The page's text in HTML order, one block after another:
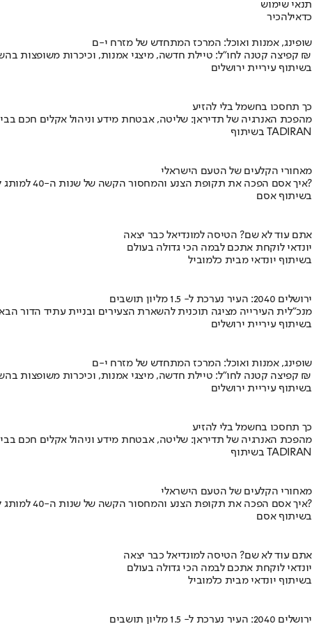
תנאי שימוש
כדאילהכיר
שופינג, אמנות ואוכל: המרכז המתחדש של מזרח י-ם
קפיצה קטנה לחו"ל: טיילת חדשה, מיצגי אמנות, וכיכרות משופצות בהשקעה של 100 מיליון ₪
בשיתוף עיריית ירושלים
כך תחסכו בחשמל בלי להזיע
מהפכת האנרגיה של תדיראן: שליטה, אבטחת מידע וניהול אקלים חכם
בשיתוף TADIRAN
מאחורי הקלעים של הטעם הישראלי
איך אסם הפכה את תקופת הצנע והמחסור הקשה של שנות ה-40 למותג לאומי?
בשיתוף אסם
אתם עוד לא שם? הטיסה למונדיאל כבר יצאה
יונדאי לוקחת אתכם לבמה הכי גדולה בעולם
בשיתוף יונדאי מבית כלמוביל
ירושלים 2040: העיר נערכת ל- 1.5 מליון תושבים
מנכ"לית העירייה מציגה תוכנית להשארת הצעירים ובניית עתיד הדור
בשיתוף עיריית ירושלים
שופינג, אמנות ואוכל: המרכז המתחדש של מזרח י-ם
קפיצה קטנה לחו"ל: טיילת חדשה, מיצגי אמנות, וכיכרות משופצות בהשקעה של 100 מיליון ₪
בשיתוף עיריית ירושלים
כך תחסכו בחשמל בלי להזיע
מהפכת האנרגיה של תדיראן: שליטה, אבטחת מידע וניהול אקלים חכם
בשיתוף TADIRAN
מאחורי הקלעים של הטעם הישראלי
איך אסם הפכה את תקופת הצנע והמחסור הקשה של שנות ה-40 למותג לאומי?
בשיתוף אסם
אתם עוד לא שם? הטיסה למונדיאל כבר יצאה
יונדאי לוקחת אתכם לבמה הכי גדולה בעולם
בשיתוף יונדאי מבית כלמוביל
ירושלים 2040: העיר נערכת ל- 1.5 מליון תושבים